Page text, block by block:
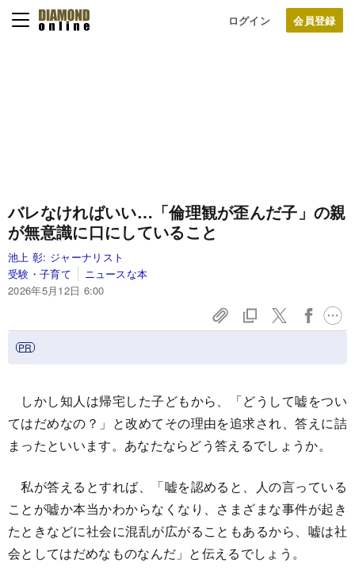
ログイン
バレなければいい…「倫理観が歪んだ子」の親
が無意識に口にしていること
池上 彰: ジャーナリスト
受験・子育て
ニュースな本
2026年5月12日 6:00
しかし知人は帰宅した子どもから、「どうして嘘をつい
てはだめなの？」と改めてその理由を追求され、答えに詰
まったといいます。あなたならどう答えるでしょうか。
私が答えるとすれば、「嘘を認めると、人の言っている
ことが嘘か本当かわからなくなり、さまざまな事件が起き
たときなどに社会に混乱が広がることもあるから、嘘は社
会としてはだめなものなんだ」と伝えるでしょう。